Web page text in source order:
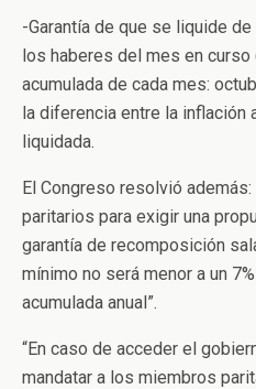
-Garantía de que se liquide
los haberes del mes en
acumulada de cada mes:
la diferencia entre la inflación
liquidada.
El Congreso resolvió
paritarios para exigir una
garantía de recomposición
mínimo no será menor a un
acumulada anual”.
“En caso de acceder el
mandatar a los miembros